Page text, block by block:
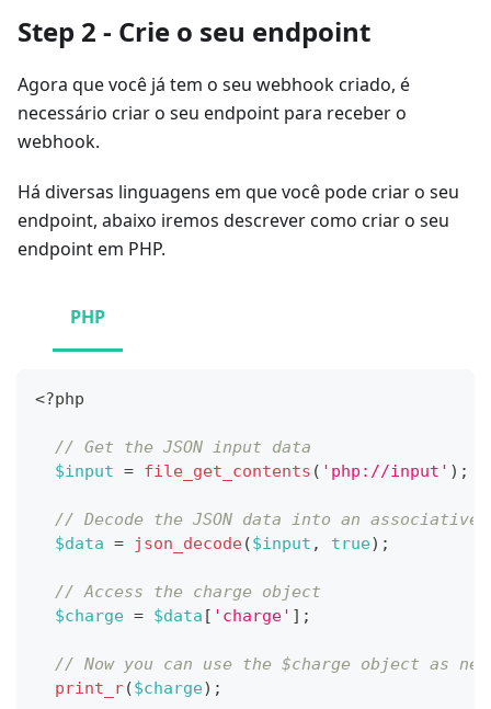
Step 2 - Crie o seu endpoint
Agora que você já tem o seu webhook criado, é
necessário criar o seu endpoint para receber o
webhook.
Há diversas linguagens em que você pode criar o seu
endpoint, abaixo iremos descrever como criar o seu
endpoint em PHP.
PHP
<?php
// Get the JSON input data
$input = file_get_contents ( 'php://input' ) ;
// Decode the JSON data into an associative
$data = json_decode($input , true) ;
// Access the charge object
$charge = $data [ 'charge' ] ;
// Now you can use the $charge object as
print_r($charge) ;